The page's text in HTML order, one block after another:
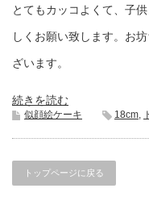
とてもカッコよくて、子
しくお願い致します。お
ざいます。
続きを読む
似顔絵ケーキ 18cm,
トップページに戻る